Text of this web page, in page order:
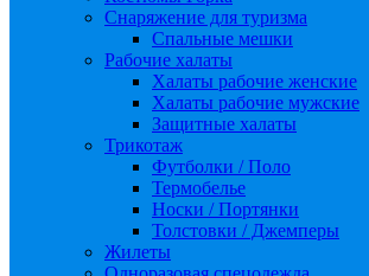
Снаряжение для туризма
Спальные мешки
Рабочие халаты
Халаты рабочие женские
Халаты рабочие мужские
Защитные халаты
Трикотаж
Футболки / Поло
Термобелье
Носки / Портянки
Толстовки / Джемперы
Жилеты